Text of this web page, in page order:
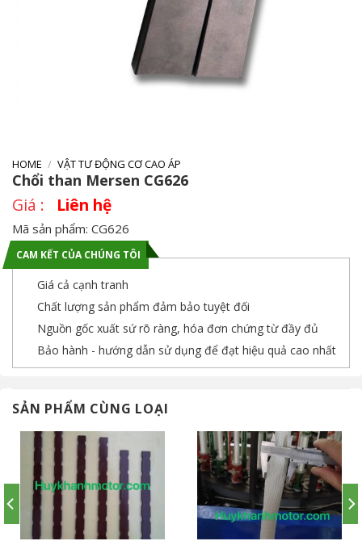
HOME / VẬT TƯ ĐỘNG CƠ CAO ÁP
Chổi than Mersen CG626
Liên hệ
Mã sản phẩm: CG626
CAM KẾT CỦA CHÚNG TÔI
Giá cả cạnh tranh
Chất lượng sản phẩm đảm bảo tuyệt đối
Nguồn gốc xuất sứ rõ ràng, hóa đơn chứng từ đầy đủ
Bảo hành - hướng dẫn sử dụng để đạt hiệu quả cao nhất
SẢN PHẨM CÙNG LOẠI